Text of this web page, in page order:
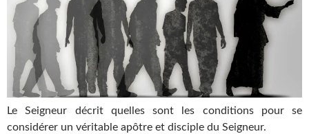
Le Seigneur décrit quelles sont les conditions pour se
considérer un véritable apôtre et disciple du Seigneur.